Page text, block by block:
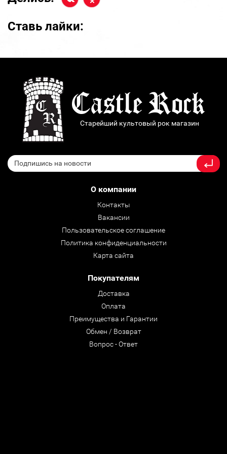
Ставь лайки:
Старейший культовый рок магазин
О компании
Контакты
Вакансии
Пользовательское соглашение
Политика конфиденциальности
Карта сайта
Покупателям
Доставка
Оплата
Преимущества и Гарантии
Обмен / Возврат
Вопрос - Ответ